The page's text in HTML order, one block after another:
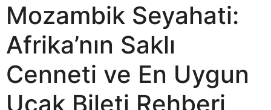
Mozambik Seyahati:
Afrika’nın Saklı
Cenneti ve En Uygun
Uçak Bileti Rehberi